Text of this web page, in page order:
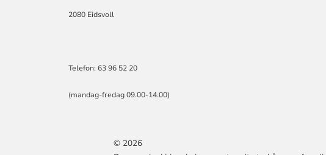
2080 Eidsvoll
Telefon: 63 96 52 20
(mandag-fredag 09.00-14.00)
© 2026